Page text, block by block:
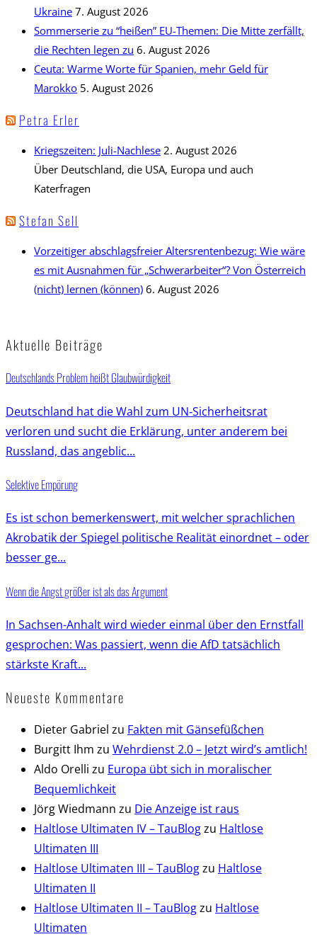
Ukraine 7. August 2026
Sommerserie zu “heißen” EU-Themen: Die Mitte zerfällt,
die Rechten legen zu 6. August 2026
Ceuta: Warme Worte für Spanien, mehr Geld für
Marokko 5. August 2026
Petra Erler
Kriegszeiten: Juli-Nachlese 2. August 2026
Über Deutschland, die USA, Europa und auch
Katerfragen
Stefan Sell
Vorzeitiger abschlagsfreier Altersrentenbezug: Wie wäre
es mit Ausnahmen für „Schwerarbeiter“? Von Österreich
(nicht) lernen (können) 6. August 2026
Aktuelle Beiträge
Deutschlands Problem heißt Glaubwürdigkeit
Deutschland hat die Wahl zum UN‑Sicherheitsrat
verloren und sucht die Erklärung, unter anderem bei
Russland, das angeblic...
Selektive Empörung
Es ist schon bemerkenswert, mit welcher sprachlichen
Akrobatik der Spiegel politische Realität einordnet – oder
besser ge...
Wenn die Angst größer ist als das Argument
In Sachsen-Anhalt wird wieder einmal über den Ernstfall
gesprochen: Was passiert, wenn die AfD tatsächlich
stärkste Kraft...
Neueste Kommentare
Dieter Gabriel zu Fakten mit Gänsefüßchen
Burgitt Ihm zu Wehrdienst 2.0 – Jetzt wird’s amtlich!
Aldo Orelli zu Europa übt sich in moralischer
Bequemlichkeit
Jörg Wiedmann zu Die Anzeige ist raus
Haltlose Ultimaten IV – TauBlogzu Haltlose
Ultimaten III
Haltlose Ultimaten III – TauBlogzu Haltlose
Ultimaten II
Haltlose Ultimaten II – TauBlogzu Haltlose
Ultimaten